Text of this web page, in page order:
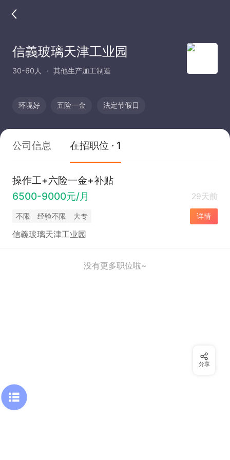
信義玻璃天津工业园
30-60人 其他生产加工制造
环境好 五险一金 法定节假日
公司信息 在招职位 · 1
操作工+六险一金+补贴
6500-9000元/月
29天前
不限 经验不限 大专 详情
信義玻璃天津工业园
没有更多职位啦~
分享